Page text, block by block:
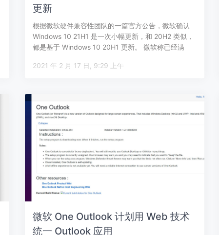
更新
根据微软硬件兼容性团队的一篇官方公告，微软确认
Windows 10 21H1 是一次小幅更新，和 20H2 类似，
都是基于 Windows 10 20H1 更新。 微软称已经满
2021 年 2 月 17 日, 9:29 上午
微软 One Outlook 计划用 Web 技术
统一 Outlook 应用